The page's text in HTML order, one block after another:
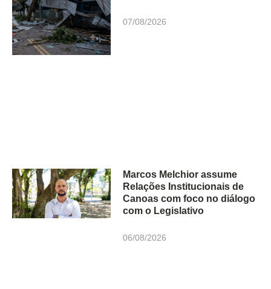
07/08/2026
Marcos Melchior assume
Relações Institucionais de
Canoas com foco no diálogo
com o Legislativo
06/08/2026